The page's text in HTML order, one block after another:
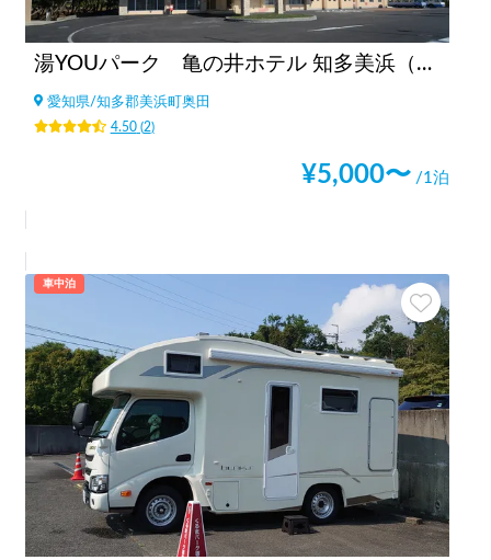
湯YOUパーク 亀の井ホテル 知多美浜（旧かんぽの宿知多美浜）（愛知県）
愛知県/知多郡美浜町奥田
4.50(2)
¥5,000〜 /1泊
車中泊